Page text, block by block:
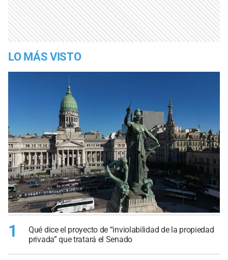
LO MÁS VISTO
1
Qué dice el proyecto de “inviolabilidad de la propiedad
privada” que tratará el Senado